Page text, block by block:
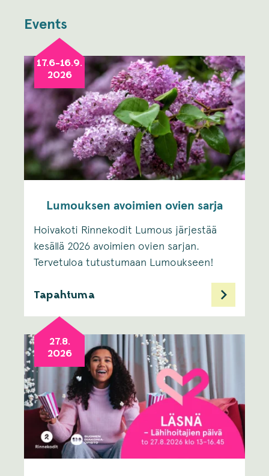
Events
17.6-16.9.
2026
Lumouksen avoimien ovien sarja
Hoivakoti Rinnekodit Lumous järjestää
kesällä 2026 avoimien ovien sarjan.
Tervetuloa tutustumaan Lumoukseen!
Tapahtuma
27.8.
2026